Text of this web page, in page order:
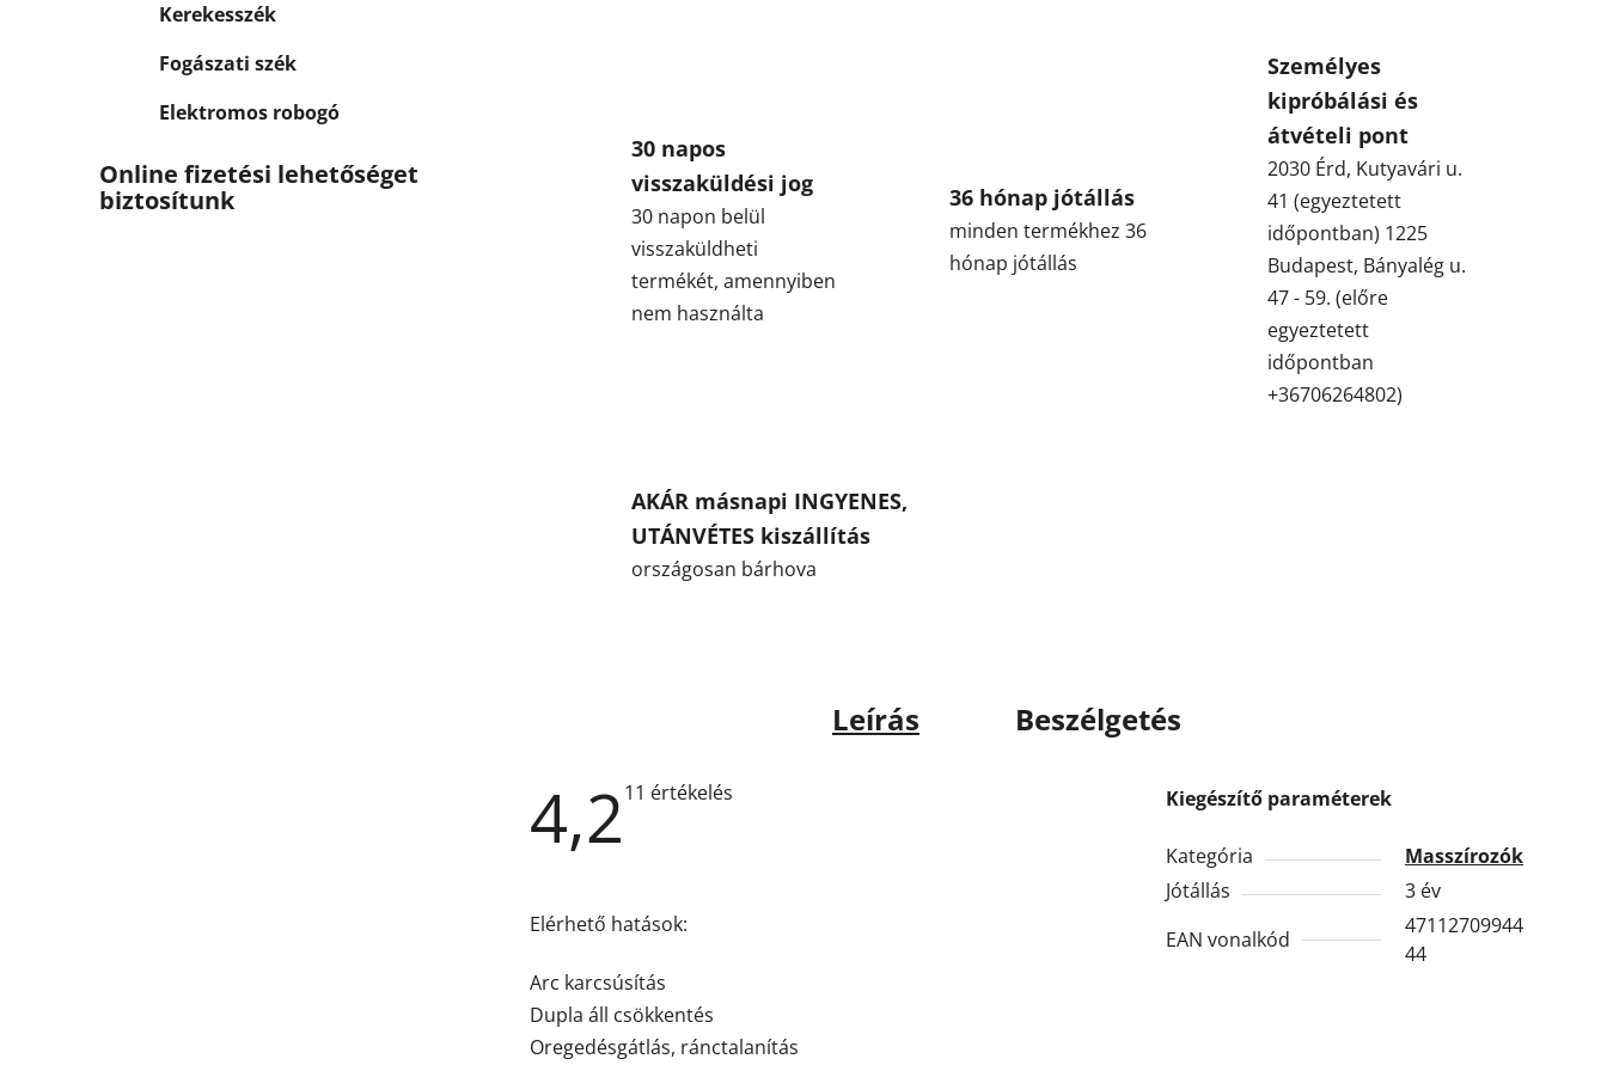
Kerekesszék
Fogászati szék
Elektromos robogó
Online fizetési lehetőséget
biztosítunk
30 napos
visszaküldési jog
30 napon belül
visszaküldheti
termékét, amennyiben
nem használta
36 hónap jótállás
minden termékhez 36
hónap jótállás
Személyes
kipróbálási és
átvételi pont
2030 Érd, Kutyavári u.
41 (egyeztetett
időpontban) 1225
Budapest, Bányalég u.
47 - 59. (előre
egyeztetett
időpontban
+36706264802)
AKÁR másnapi INGYENES,
UTÁNVÉTES kiszállítás
országosan bárhova
Leírás Beszélgetés
4,2A
csillag.
11 értékelés
Elérhető hatások:
Arc karcsúsítás
Dupla áll csökkentés
Oregedésgátlás, ránctalanítás
Kiegészítő paraméterek
Kategória
Masszírozók
Jótállás
3 év
EAN vonalkód
47112709944
44